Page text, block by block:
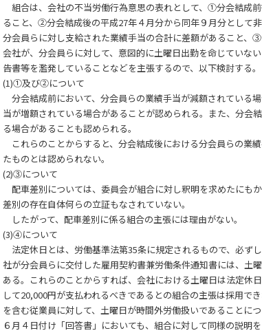
組合は、会社の不当労働行為意思の表れとして、①分会結成
ること、②分会結成後の平成27年４月分から同年９月分として
分会員らに対し支給された業績手当の合計に差額があること
会社が、分会員らに対して、意図的に土曜日出勤を命じてい
告書等を濫発していることなどを主張するので、以下検討する。
(1)①及び②について
分会結成前において、分会員らの業績手当が減額されている
当が増額されている場合があることが認められる。また、分会
る場合があることも認められる。
これらのことからすると、分会結成後における分会員らの業
たものとは認められない。
(2)③について
配車差別については、委員会が組合に対し釈明を求めたにも
差別の存在自体何らの立証もなされていない。
したがって、配車差別に係る組合の主張には理由がない。
(3)④について
法定休日とは、労働基準法第35条に規定されるもので、必ず
社が分会員らに交付した雇用契約書兼労働条件通知書には、土
ある。これらのことからすれば、会社における土曜日は法定休
して20,000円が支払われるべきであるとの組合の主張は採用で
を含む従業員に対して、土曜日が時間外労働扱いであることに
６月４日付け「回答書」においても、組合に対して同様の説明